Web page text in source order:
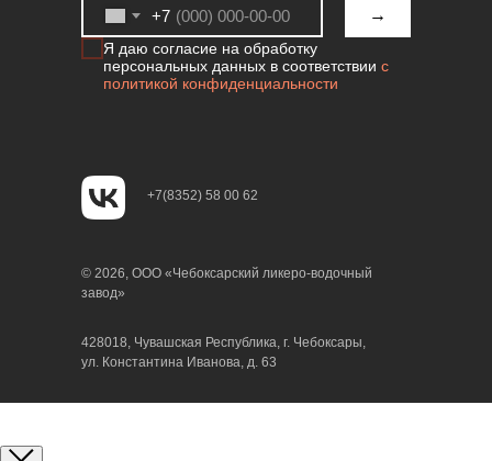
© 2026, ООО «Чебоксарский ликеро-водочный
завод»
+7
Я даю согласие на обработку
персональных данных в соответствии с
политикой конфиденциальности
→
428018, Чувашская Республика, г. Чебоксары,
ул. Константина Иванова, д. 63
+7(8352) 58 00 62